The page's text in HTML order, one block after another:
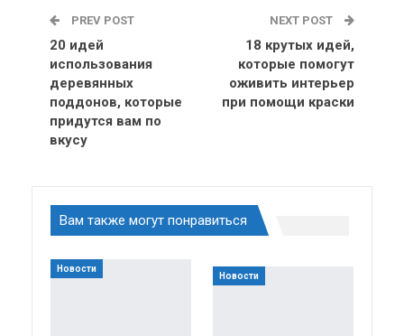
PREV POST
20 идей
использования
деревянных
поддонов, которые
придутся вам по
вкусу
NEXT POST
18 крутых идей,
которые помогут
оживить интерьер
при помощи краски
Вам также могут понравиться
Новости
Новости